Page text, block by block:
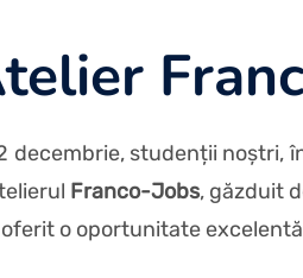
decembrie, studenții noștri,
Franco-Jobs, găzduit
oferit o oportunitate